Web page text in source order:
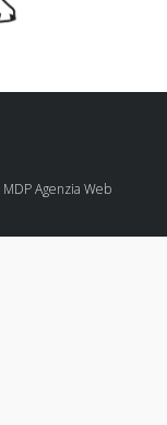
MDP Agenzia Web